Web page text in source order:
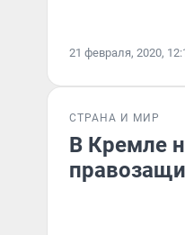
21 февраля, 2020,
СТРАНА И МИР
В Кремле